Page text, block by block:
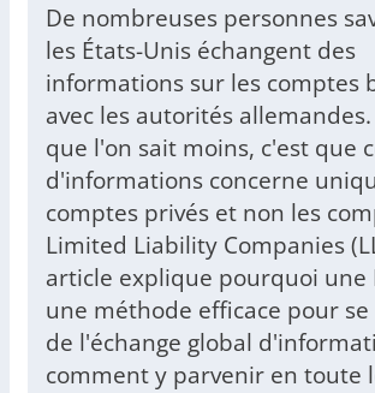
De nombreuses personnes
les États-Unis échangent des
informations sur les comptes
avec les autorités
que l'on sait moins, c'est que
d'informations concerne
comptes privés et non les
Limited Liability Companies
article explique pourquoi une
une méthode efficace pour
de l'échange global
comment y parvenir en toute